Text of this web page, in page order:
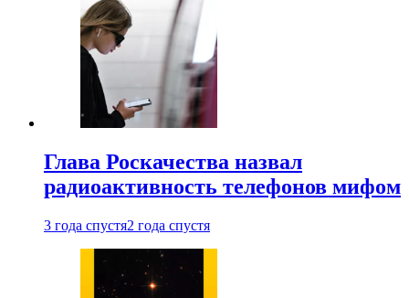
Глава Роскачества назвал
радиоактивность телефонов мифом
3 года спустя2 года спустя